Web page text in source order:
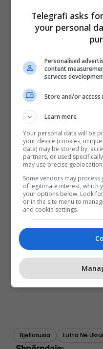
Bjellorusia Lufta Në
Telegrafi asks
your personal
Personalised
content
services
Store and/or
Learn more
Your personal data will be
your device (cookies,
data) may be stored by,
partners, or used
may use precise
Some vendors may
of legitimate interest, which
your options below. Look
or in the site menu to
and cookie settings.